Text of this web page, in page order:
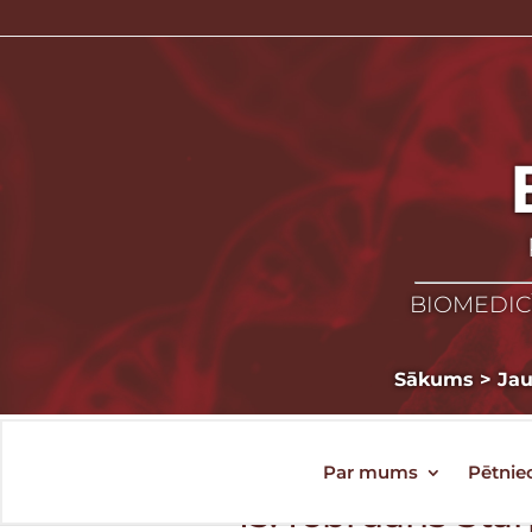
Sākums >
Par mums
15. februāris